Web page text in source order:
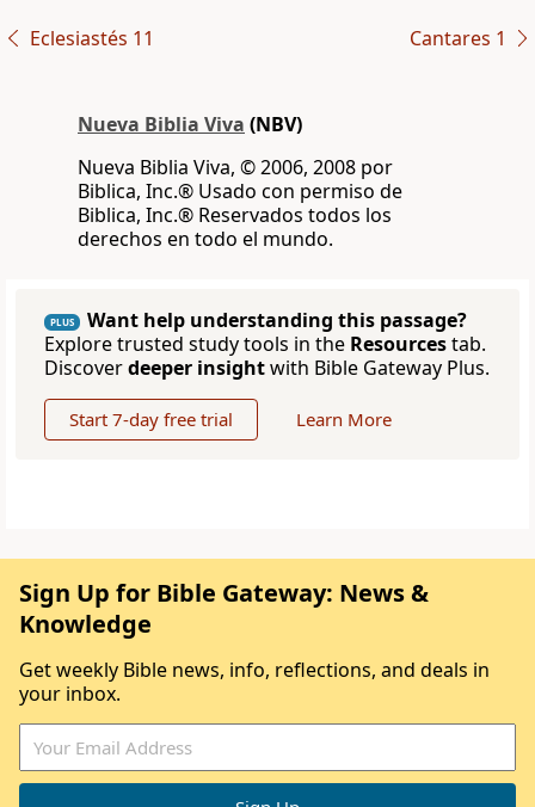
Eclesiastés 11 Cantares 1
Nueva Biblia Viva (NBV)
Nueva Biblia Viva, © 2006, 2008 por
Biblica, Inc.® Usado con permiso de
Biblica, Inc.® Reservados todos los
derechos en todo el mundo.
PLUS
Want help understanding this passage?
Explore trusted study tools in the Resourcestab.
Discoverdeeper insightwith Bible Gateway Plus.
Start 7-day free trial Learn More
Sign Up for Bible Gateway: News &
Knowledge
Get weekly Bible news, info, reflections, and deals in
your inbox.